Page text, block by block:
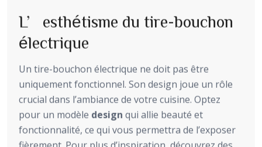
L’esthétisme du tire-bouchon
électrique
Un tire-bouchon électrique ne doit pas être
uniquement fonctionnel. Son design joue un rôle
crucial dans l’ambiance de votre cuisine. Optez
pour un modèle design qui allie beauté et
fonctionnalité, ce qui vous permettra de l’exposer